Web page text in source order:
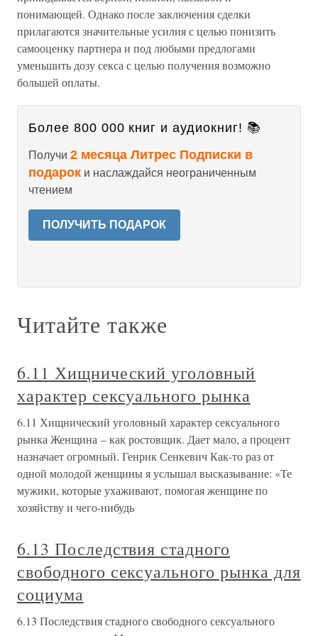
понимающей. Однако после заключения сделки
прилагаются значительные усилия с целью понизить
самооценку партнера и под любыми предлогами
уменьшить дозу секса с целью получения возможно
большей оплаты.
Более 800 000 книг и аудиокниг! 📚
Получи 2 месяца Литрес Подписки в
подарок и наслаждайся неограниченным
чтением
ПОЛУЧИТЬ ПОДАРОК
Читайте также
6.11 Хищнический уголовный
характер сексуального рынка
6.11 Хищнический уголовный характер сексуального
рынка Женщина – как ростовщик. Дает мало, а процент
назначает огромный. Генрик Сенкевич Как-то раз от
одной молодой женщины я услышал высказывание: «Те
мужики, которые ухаживают, помогая женщине по
хозяйству и чего-нибудь
6.13 Последствия стадного
свободного сексуального рынка для
социума
6.13 Последствия стадного свободного сексуального